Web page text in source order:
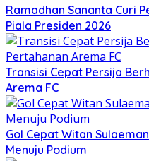
Ramadhan Sananta Curi
Piala Presiden 2026
Transisi Cepat Persija
Arema FC
Gol Cepat Witan
Menuju Podium